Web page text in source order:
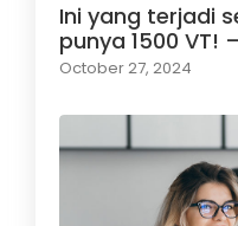
Ini yang terjadi
punya 1500 VT!
October 27, 2024